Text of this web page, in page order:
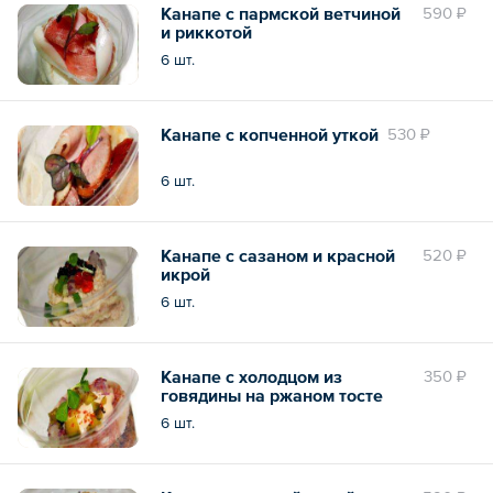
Напитки:
— Морс из облепихи — 250 мл
— Вода в ассортименте — 330 мл
— Чай/Кофе заварной — 150 мл
— Карамельно-яблочный трайфл — 60 г
— Классический Наполеон — 120 г
— Фруктовая композиция — 150 г
— Хлебная корзина — 80 г
590 ₽
Канапе с пармской ветчиной
и риккотой
6 шт.
530 ₽
Канапе с копченной уткой
6 шт.
520 ₽
Канапе с сазаном и красной
икрой
6 шт.
350 ₽
Канапе с холодцом из
говядины на ржаном тосте
6 шт.